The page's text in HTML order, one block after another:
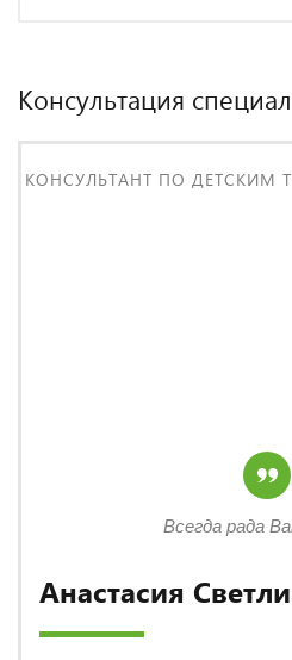
Консультация
КОНСУЛЬТАНТ ПО ДЕТСКИМ
Анастасия
Всегда рада